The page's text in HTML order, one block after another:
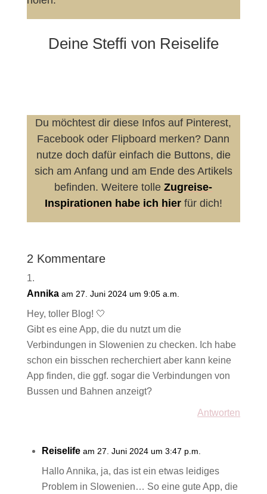
Deine Steffi von Reiselife
Du möchtest dir diese Infos auf Pinterest,
Facebook oder Flipboard merken? Dann
nutze doch dafür einfach die Buttons, die
sich am Anfang und am Ende des Artikels
befinden. Weitere tolleZugreise-
Inspirationen habe ich hierfür dich!
2 Kommentare
Annika am 27. Juni 2024 um 9:05 a.m.
Hey, toller Blog! 🤍
Gibt es eine App, die du nutzt um die
Verbindungen in Slowenien zu checken. Ich habe
schon ein bisschen recherchiert aber kann keine
App finden, die ggf. sogar die Verbindungen von
Bussen und Bahnen anzeigt?
Antworten
Reiselife am 27. Juni 2024 um 3:47 p.m.
Hallo Annika, ja, das ist ein etwas leidiges
Problem in Slowenien… So eine gute App, die